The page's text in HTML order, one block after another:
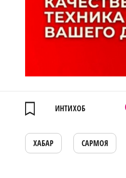
ИНТИХОБ
ХАБАР САРМОЯ